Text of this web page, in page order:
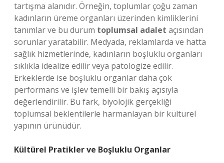
tartışma alanıdır. Örneğin, toplumlar çoğu zaman
kadınların üreme organları üzerinden kimliklerini
tanımlar ve bu durum toplumsal adalet açısından
sorunlar yaratabilir. Medyada, reklamlarda ve hatta
sağlık hizmetlerinde, kadınların boşluklu organları
sıklıkla idealize edilir veya patologize edilir.
Erkeklerde ise boşluklu organlar daha çok
performans ve işlev temelli bir bakış açısıyla
değerlendirilir. Bu fark, biyolojik gerçekliği
toplumsal beklentilerle harmanlayan bir kültürel
yapının ürünüdür.
Kültürel Pratikler ve Boşluklu Organlar